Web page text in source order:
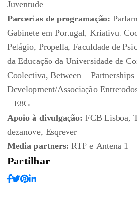
Juventude
Parcerias de programação:
Gabinete em Portugal, Kriativu,
Pelágio, Propella, Faculdade de
da Educação da Universidade de
Coolectiva, Between – Partnerships
Development/Associação
– E8G
Apoio à divulgação: FCB Lisboa,
dezanove, Esqrever
Media partners:RTP e Antena 1
Partilhar